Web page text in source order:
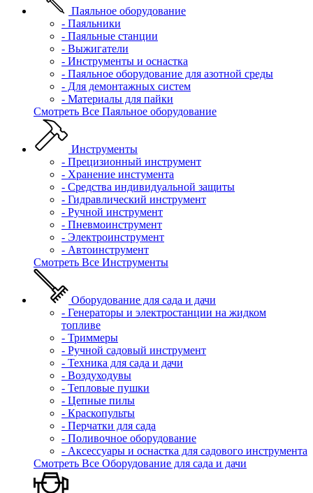
Паяльное оборудование
- Паяльники
- Паяльные станции
- Выжигатели
- Инструменты и оснастка
- Паяльное оборудование для азотной среды
- Для демонтажных систем
- Материалы для пайки
Смотреть Все Паяльное оборудование
Инструменты
- Прецизионный инструмент
- Хранение инстумента
- Средства индивидуальной защиты
- Гидравлический инструмент
- Ручной инструмент
- Пневмоинструмент
- Электроинструмент
- Автоинструмент
Смотреть Все Инструменты
Оборудование для сада и дачи
- Генераторы и электростанции на жидком
топливе
- Триммеры
- Ручной садовый инструмент
- Техника для сада и дачи
- Воздуходувы
- Тепловые пушки
- Цепные пилы
- Краскопульты
- Перчатки для сада
- Поливочное оборудование
- Аксессуары и оснастка для садового инструмента
Смотреть Все Оборудование для сада и дачи